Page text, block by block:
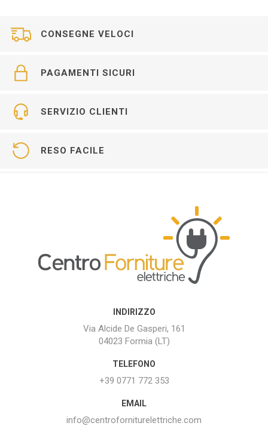
CONSEGNE VELOCI
PAGAMENTI SICURI
SERVIZIO CLIENTI
RESO FACILE
INDIRIZZO
Via Alcide De Gasperi, 161
04023 Formia (LT)
TELEFONO
+39 0771 772 353
EMAIL
info@centroforniturelettriche.com